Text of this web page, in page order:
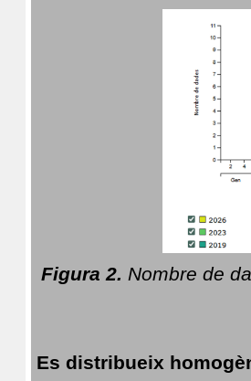
Figura 2. Nombre de
Es distribueix